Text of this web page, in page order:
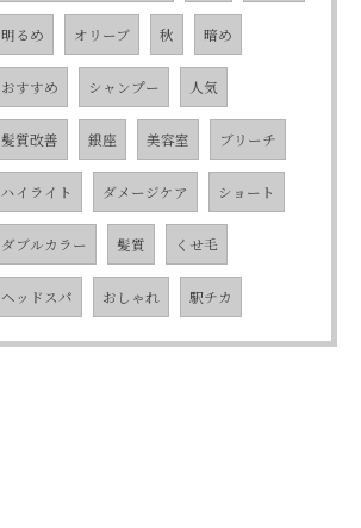
明るめ オリーブ 秋 暗め
おすすめ シャンプー 人気
髪質改善 銀座 美容室 ブリーチ
ハイライト ダメージケア ショート
ダブルカラー 髪質 くせ毛
ヘッドスパ おしゃれ 駅チカ